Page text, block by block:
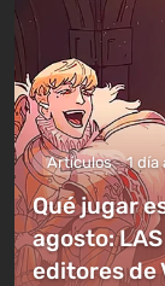
Artículos 1 día
Qué jugar
agosto:
editores de